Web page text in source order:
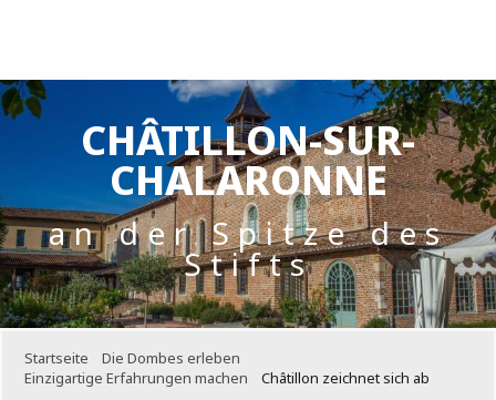
principal
CHÂTILLON-SUR-
CHALARONNE
an der Spitze des
Stifts
Startseite
Die Dombes erleben
Einzigartige Erfahrungen machen
Châtillon zeichnet sich ab